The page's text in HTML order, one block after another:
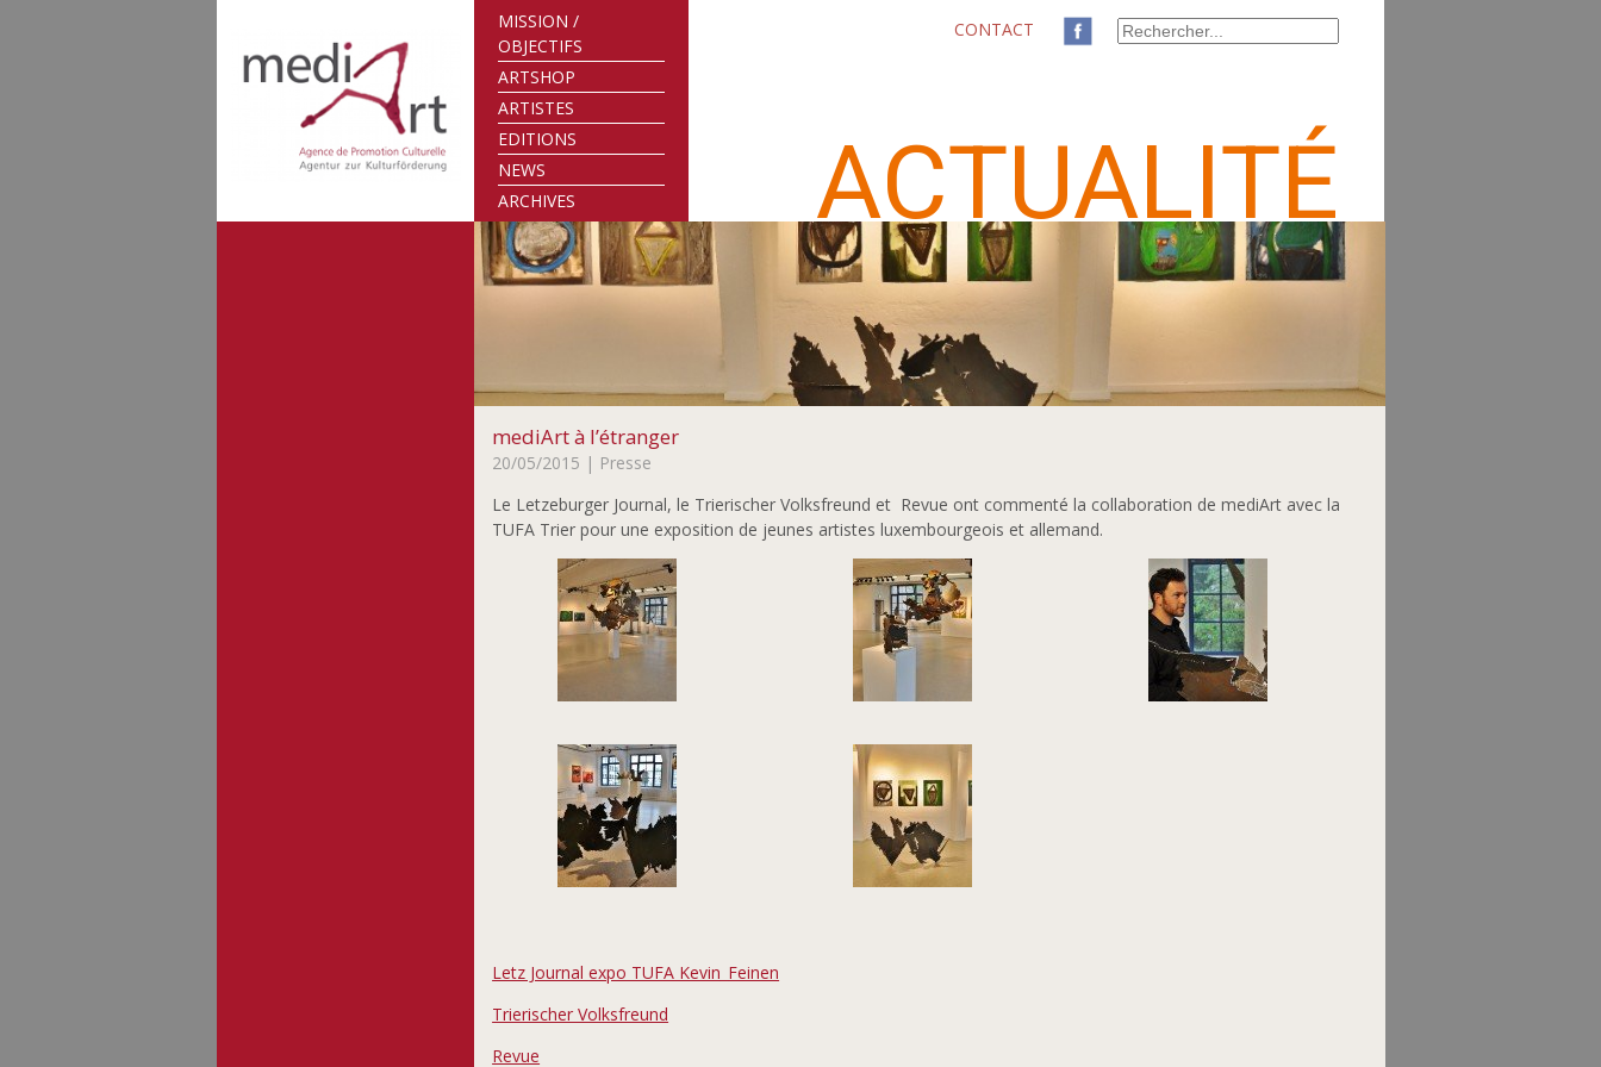
MISSION /
OBJECTIFS
ARTSHOP
ARTISTES
EDITIONS
NEWS
ARCHIVES
CONTACT
ACTUALITÉ
mediArt à l’étranger
20/05/2015 | Presse
Le Letzeburger Journal, le Trierischer Volksfreund et Revue ont commenté la collaboration de mediArt avec la
TUFA Trier pour une exposition de jeunes artistes luxembourgeois et allemand.
Letz Journal expo TUFA Kevin_Feinen
Trierischer Volksfreund
Revue